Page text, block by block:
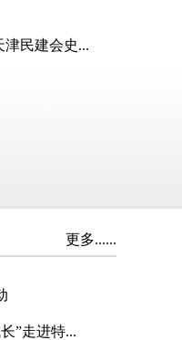
民建会史...
更多......
”走进特...